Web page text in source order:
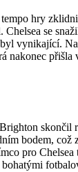
hry
se
vynikající.
nakonec přišla
skončil
bodem, což
pro